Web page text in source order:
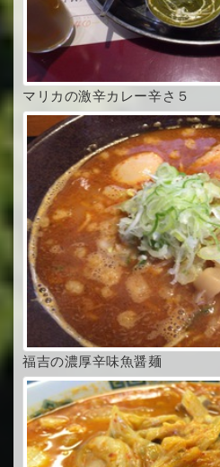
マリカの激辛カレー辛さ５
福吉の濃厚辛味魚醤麺